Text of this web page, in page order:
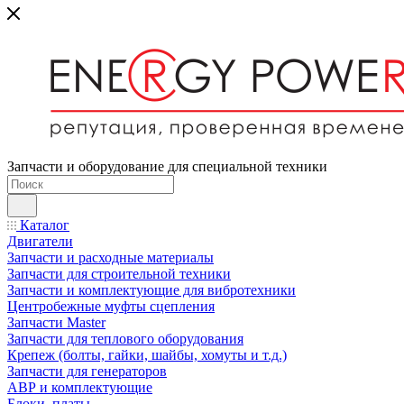
Запчасти и оборудование для специальной техники
Каталог
Двигатели
Запчасти и расходные материалы
Запчасти для строительной техники
Запчасти и комплектующие для вибротехники
Центробежные муфты сцепления
Запчасти Master
Запчасти для теплового оборудования
Крепеж (болты, гайки, шайбы, хомуты и т.д.)
Запчасти для генераторов
АВР и комплектующие